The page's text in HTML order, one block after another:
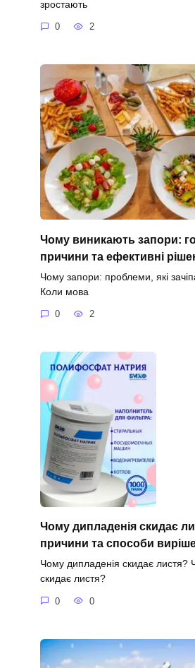
зростають
0 2
Чому виникають запори:
причини та ефективні
Чому запори: проблеми, які
Коли мова
0 2
Чому дипладенія скидає
причини та способи
Чому дипладенія скидає листя?
скидає листя?
0 0